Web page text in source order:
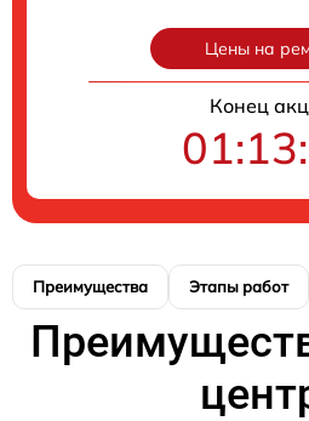
Цены на
Конец
Преимущества Этапы работ